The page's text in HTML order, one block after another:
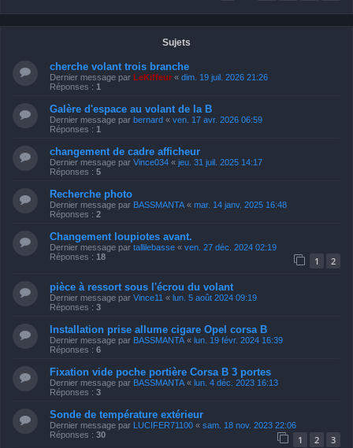
Sujets
cherche volant trois branche
Dernier message par LeKiffeur « dim. 19 juil. 2026 21:26
Réponses : 1
Galère d'espace au volant de la B
Dernier message par bernard « ven. 17 avr. 2026 06:59
Réponses : 1
changement de cadre afficheur
Dernier message par Vince034 « jeu. 31 juil. 2025 14:17
Réponses : 5
Recherche photo
Dernier message par BASSMANTA « mar. 14 janv. 2025 16:48
Réponses : 2
Changement loupiotes avant.
Dernier message par tallilebasse « ven. 27 déc. 2024 02:19
Réponses : 18 1 2
pièce à ressort sous l'écrou du volant
Dernier message par Vince11 « lun. 5 août 2024 09:19
Réponses : 3
Installation prise allume cigare Opel corsa B
Dernier message par BASSMANTA « lun. 19 févr. 2024 16:39
Réponses : 6
Fixation vide poche portière Corsa B 3 portes
Dernier message par BASSMANTA « lun. 4 déc. 2023 16:13
Réponses : 3
Sonde de température extérieur
Dernier message par LUCIFER71100 « sam. 18 nov. 2023 22:06
Réponses : 30 1 2 3